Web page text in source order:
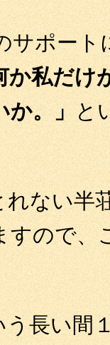
サポート
か私だけ
。」
と
れない半
すので、
う長い間